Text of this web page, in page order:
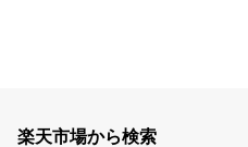
楽天市場から検索